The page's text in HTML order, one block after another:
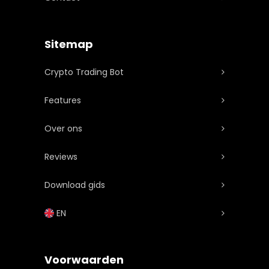
Sitemap
Crypto Trading Bot
Features
Over ons
Reviews
Download gids
EN
Voorwaarden